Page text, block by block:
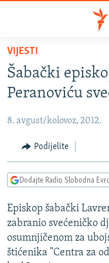
Pređite
na
glavni
sadržaj
na
navigaciju
Pređite
na
VIJESTI
BOSNA I
KOSOVO
CRNA GORA
VIDEO
FOTOGALERIJE
INFOGRAFIKE
PODCASTI
RAT U UKRAJINI
KINA NA BALKANU
RSE PRIČE IZ SVIJETA
VIJESTI
Šabački
Peranoviću
8. avgust/kolovoz, 2012.
Podijelite
Dodajte Radio Slobodna
Episkop šabački
zabranio svećeničko
osumnjičenom za
štićenika "Centra za